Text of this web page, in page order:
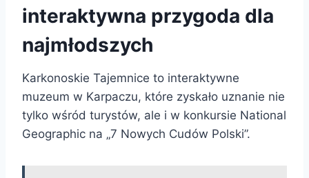
interaktywna przygoda dla
najmłodszych
Karkonoskie Tajemnice to interaktywne
muzeum w Karpaczu, które zyskało uznanie nie
tylko wśród turystów, ale i w konkursie National
Geographic na „7 Nowych Cudów Polski”.